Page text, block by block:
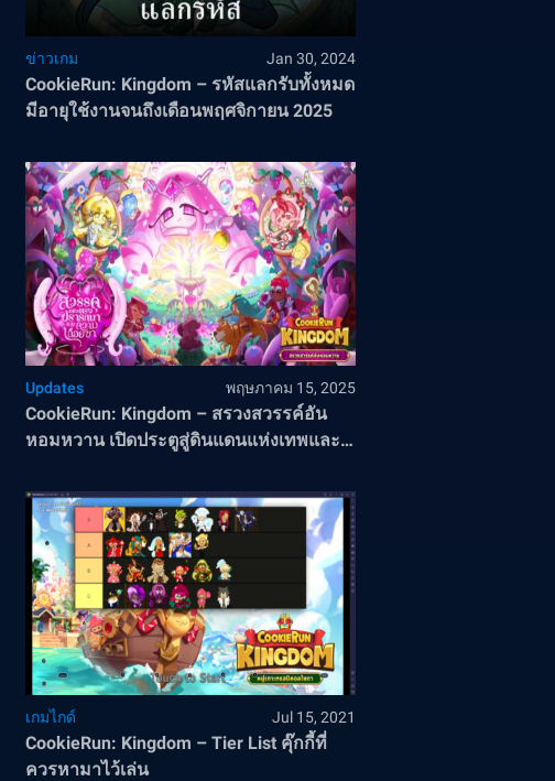
ข่าวเกม Jan 30, 2024
CookieRun: Kingdom – รหัสแลกรับทั้งหมด
มีอายุใช้งานจนถึงเดือนพฤศจิกายน 2025
Updates พฤษภาคม 15, 2025
CookieRun: Kingdom – สรวงสวรรค์อัน
หอมหวาน เปิดประตูสู่ดินแดนแห่งเทพและ
เกมไกด์ Jul 15, 2021
CookieRun: Kingdom – Tier List คุ๊กกี้ที่
ควรหามาไว้เล่น